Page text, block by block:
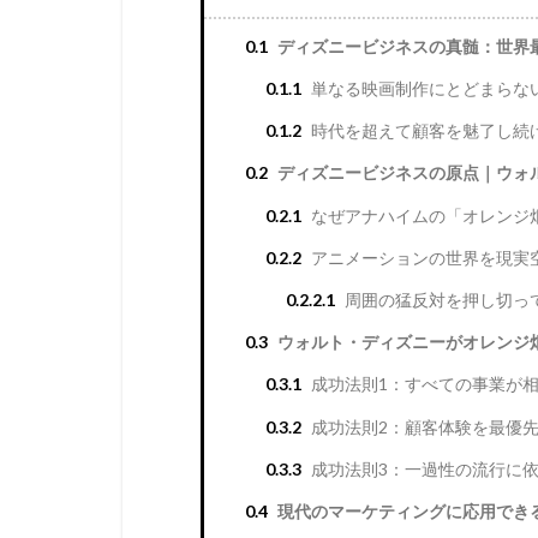
0.1 ディズニービジネスの真髄：世
0.1.1 単なる映画制作にとどまらな
0.1.2 時代を超えて顧客を魅了し続
0.2 ディズニービジネスの原点｜ウ
0.2.1 なぜアナハイムの「オレン
0.2.2 アニメーションの世界を現
0.2.2.1 周囲の猛反対を押し切
0.3 ウォルト・ディズニーがオレン
0.3.1 成功法則1：すべての事業が
0.3.2 成功法則2：顧客体験を最優
0.3.3 成功法則3：一過性の流行に
0.4 現代のマーケティングに応用で